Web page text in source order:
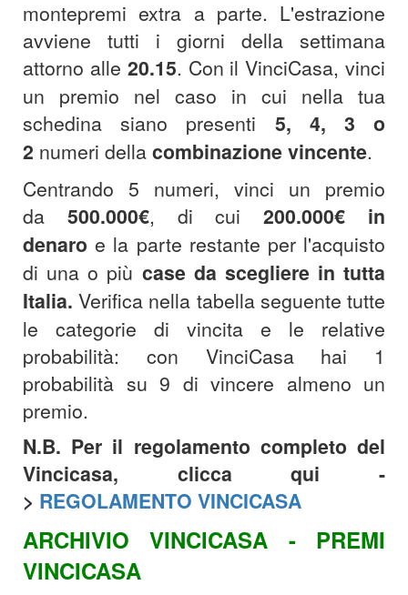
montepremi extra a parte. L'estrazione
avviene tutti i giorni della settimana
attorno alle 20.15. Con il VinciCasa, vinci
un premio nel caso in cui nella tua
schedina siano presenti 5, 4, 3 o
2 numeri della combinazionevincente.
Centrando 5 numeri, vinci un premio
da 500.000€, di cui200.000€
in
denaroe la parte restante per l'acquisto
di una o più case da scegliere in tutta
Italia.Verifica nella tabella seguente tutte
le categorie di vincita e le relative
probabilità: con VinciCasa hai 1
probabilità su 9 di vincere almeno un
premio.
N.B. Per il regolamento completo del
Vincicasa, clicca qui -
> REGOLAMENTO VINCICASA
ARCHIVIO VINCICASA - PREMI
VINCICASA